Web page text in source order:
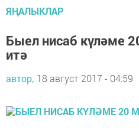
ЯҢАЛЫКЛАР
Быел нисаб күләме
итә
автор, 18 август 2017 - 04:59